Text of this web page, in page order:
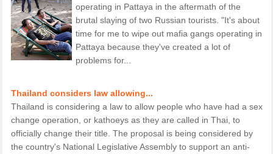
operating in Pattaya in the aftermath of the
brutal slaying of two Russian tourists. "It's about
time for me to wipe out mafia gangs operating in
Pattaya because they've created a lot of
problems for...
Thailand considers law allowing...
Thailand is considering a law to allow people who have had a sex
change operation, or kathoeys as they are called in Thai, to
officially change their title. The proposal is being considered by
the country's National Legislative Assembly to support an anti-